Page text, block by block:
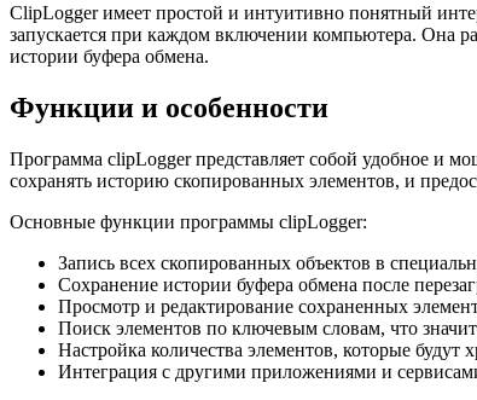
ClipLogger имеет простой и интуитивно понятный
запускается при каждом включении компьютера. Она
истории буфера обмена.
Функции и особенности
Программа clipLogger представляет собой удобное и
сохранять историю скопированных элементов, и
Основные функции программы clipLogger:
Запись всех скопированных объектов в
Сохранение истории буфера обмена после
Просмотр и редактирование сохраненных
Поиск элементов по ключевым словам, что
Настройка количества элементов, которые будут
Интеграция с другими приложениями и